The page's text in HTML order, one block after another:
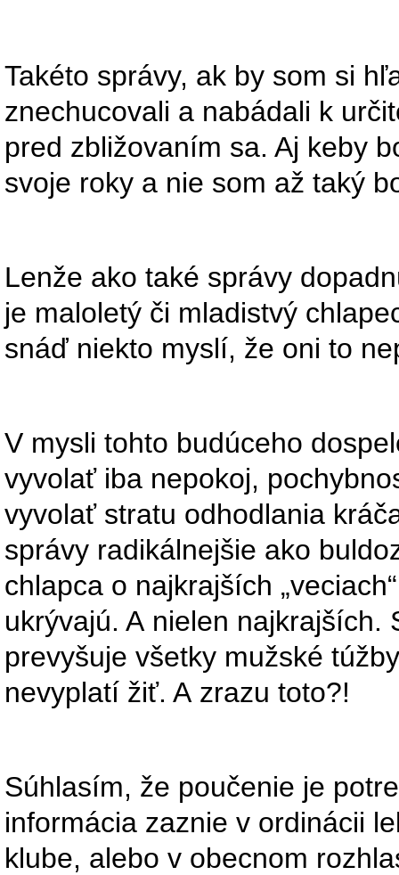
Takéto správy, ak by som si
znechucovali a nabádali k
pred zbližovaním sa. Aj keby
svoje roky a nie som až taký
Lenže ako také správy
je maloletý či mladistvý
snáď niekto myslí, že oni to
V mysli tohto budúceho
vyvolať iba nepokoj,
vyvolať stratu odhodlania
správy radikálnejšie ako
chlapca o najkrajších
ukrývajú. A nielen najkrajších.
prevyšuje všetky mužské
nevyplatí žiť. A zrazu toto?!
Súhlasím, že poučenie je
informácia zaznie v ordinácii
klube, alebo v obecnom